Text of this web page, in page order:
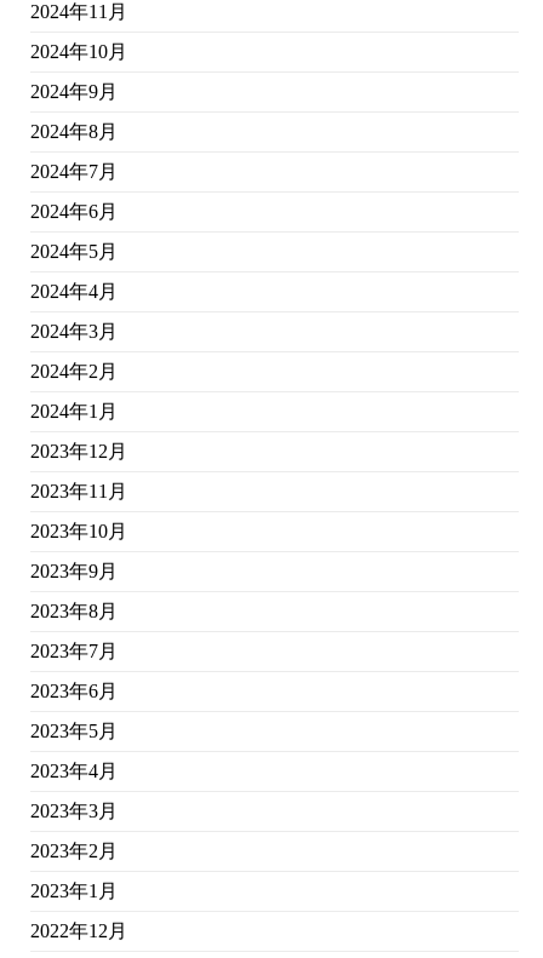
2024年11月
2024年10月
2024年9月
2024年8月
2024年7月
2024年6月
2024年5月
2024年4月
2024年3月
2024年2月
2024年1月
2023年12月
2023年11月
2023年10月
2023年9月
2023年8月
2023年7月
2023年6月
2023年5月
2023年4月
2023年3月
2023年2月
2023年1月
2022年12月